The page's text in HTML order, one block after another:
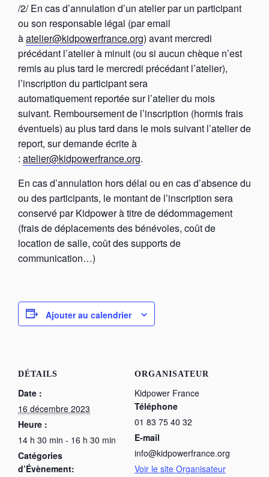
/2/ En cas d’annulation d’un atelier par un participant
ou son responsable légal (par email
àatelier@kidpowerfrance.org) avant mercredi
précédant l’atelier à minuit (ou si aucun chèque n’est
remis au plus tard le mercredi précédant l’atelier),
l’inscription du participant sera
automatiquement reportée sur l’atelier du mois
suivant. Remboursement de l’inscription (hormis frais
éventuels) au plus tard dans le mois suivant l’atelier de
report, sur demande écrite à
: atelier@kidpowerfrance.org.
En cas d’annulation hors délai ou en cas d’absence du
ou des participants, le montant de l’inscription sera
conservé par Kidpower à titre de dédommagement
(frais de déplacements des bénévoles, coût de
location de salle, coût des supports de
communication…)
Ajouter au calendrier
DÉTAILS
Date :
16 décembre 2023
Heure :
14 h 30 min - 16 h 30 min
Catégories
d’Évènement:
ORGANISATEUR
Kidpower France
Téléphone
01 83 75 40 32
E-mail
info@kidpowerfrance.org
Voir le site Organisateur